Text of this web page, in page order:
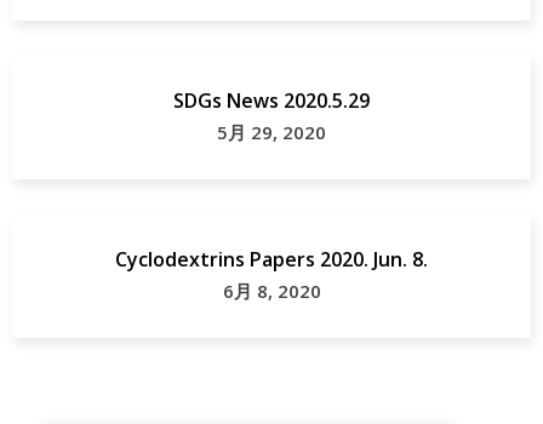
SDGs News 2020.5.29
5月 29, 2020
Cyclodextrins Papers 2020. Jun. 8.
6月 8, 2020